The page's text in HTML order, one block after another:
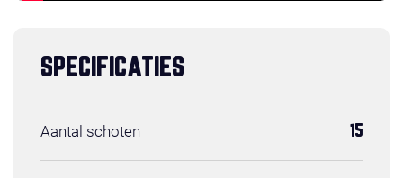
SPECIFICATIES
Aantal schoten 15